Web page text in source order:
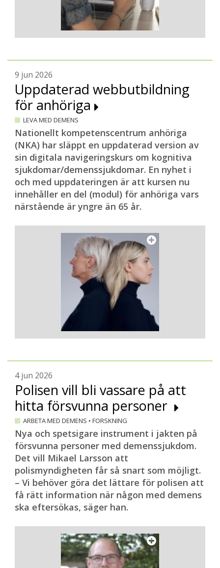
9 jun 2026
Uppdaterad webbutbildning
för anhöriga
LEVA MED DEMENS
Nationellt kompetenscentrum anhöriga
(NKA) har släppt en uppdaterad version av
sin digitala navigeringskurs om kognitiva
sjukdomar/demenssjukdomar. En nyhet i
och med uppdateringen är att kursen nu
innehåller en del (modul) för anhöriga vars
närstående är yngre än 65 år.
4 jun 2026
Polisen vill bli vassare på att
hitta försvunna personer
ARBETA MED DEMENS • FORSKNING
Nya och spetsigare instrument i jakten på
försvunna personer med demenssjukdom.
Det vill Mikael Larsson att
polismyndigheten får så snart som möjligt.
– Vi behöver göra det lättare för polisen att
få rätt information när någon med demens
ska eftersökas, säger han.